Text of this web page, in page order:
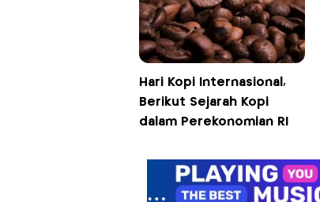
Hari Kopi Internasional,
Berikut Sejarah Kopi
dalam Perekonomian RI